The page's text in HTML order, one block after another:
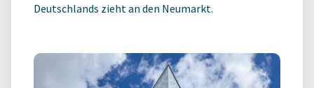
Deutschlands zieht an den Neumarkt.